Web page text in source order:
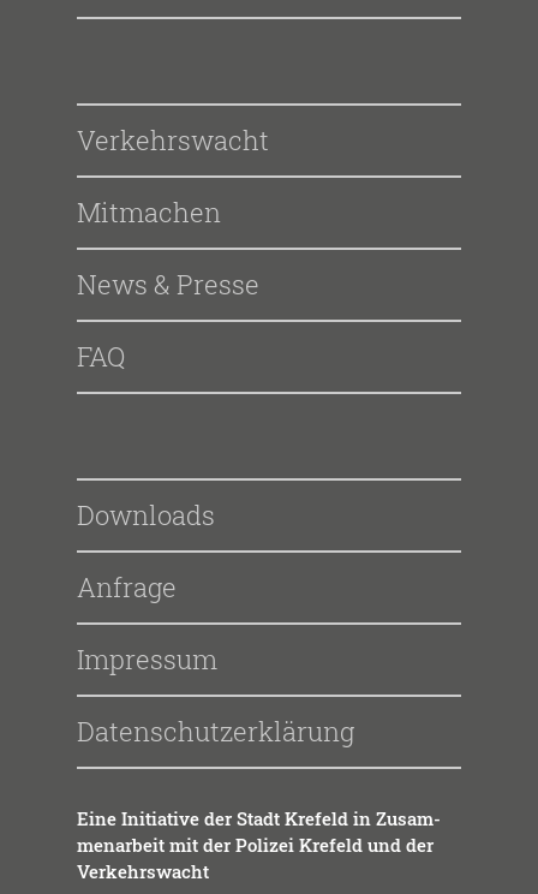
Verkehrswacht
Mitmachen
News & Presse
FAQ
Downloads
Anfrage
Impressum
Datenschutzerklärung
Eine Initia­ti­ve der Stadt Kre­feld in Zusam­
men­ar­beit mit der Poli­zei Kre­feld und der
Ver­kehrs­wacht